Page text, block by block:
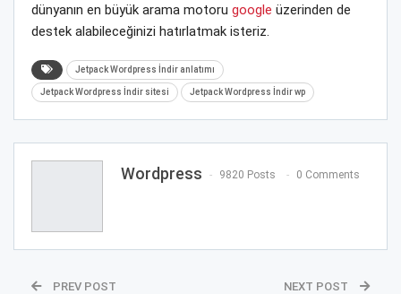
dünyanın en büyük arama motoru google üzerinden de
destek alabileceğinizi hatırlatmak isteriz.
Jetpack Wordpress İndir anlatımı
Jetpack Wordpress İndir sitesi Jetpack Wordpress İndir wp
Wordpress 9820 Posts 0 Comments
PREV POST NEXT POST